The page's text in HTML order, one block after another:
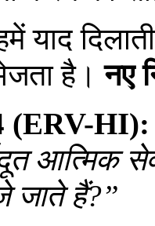
याद
भेजता है।नए
(ERV-HI):
आत्मिक
जाते हैं?”